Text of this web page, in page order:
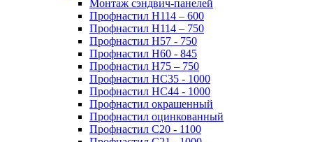
Монтаж сэндвич-панелей
Профнастил Н114 – 600
Профнастил Н114 – 750
Профнастил Н57 - 750
Профнастил Н60 - 845
Профнастил Н75 – 750
Профнастил НС35 - 1000
Профнастил НС44 - 1000
Профнастил окрашенный
Профнастил оцинкованный
Профнастил С20 - 1100